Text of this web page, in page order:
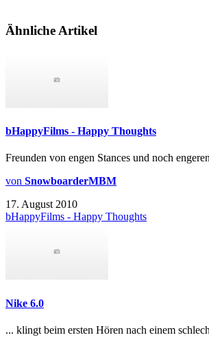
Ähnliche Artikel
bHappyFilms - Happy Thoughts
Freunden von engen Stances und noch
von SnowboarderMBM
17. August 2010
bHappyFilms - Happy Thoughts
Nike 6.0
... klingt beim ersten Hören nach einem